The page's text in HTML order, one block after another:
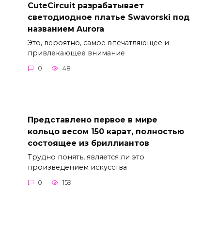
CuteCircuit разрабатывает
светодиодное платье Swavorski под
названием Aurora
Это, вероятно, самое впечатляющее и
привлекающее внимание
0 48
Представлено первое в мире
кольцо весом 150 карат, полностью
состоящее из бриллиантов
Трудно понять, является ли это
произведением искусства
0 159